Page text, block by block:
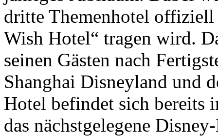
dritte Themenhotel offiziell
Wish Hotel“ tragen wird.
seinen Gästen nach
Shanghai Disneyland und
Hotel befindet sich bereits
das nächstgelegene